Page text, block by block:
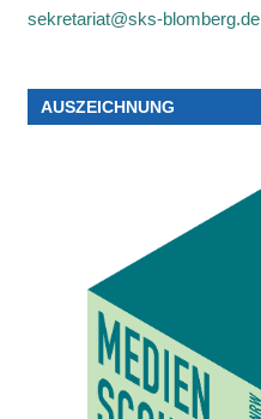
sekretariat@sks-blomberg.de
AUSZEICHNUNG